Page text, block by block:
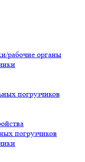
рабочие органы
погрузчиков
погрузчиков